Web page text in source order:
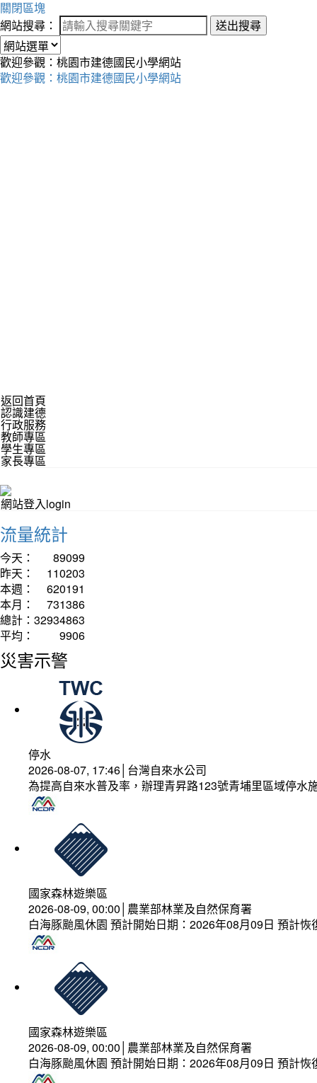
關閉區塊
網站搜尋：
送出搜尋
歡迎參觀：桃園市建德國民小學網站
歡迎參觀：桃園市建德國民小學網站
返回首頁
認識建德
行政服務
教師專區
學生專區
家長專區
網站登入login
流量統計
今天：
89099
昨天：
110203
本週：
620191
本月：
731386
總計： 32934863
平均：
9906
災害示警
停水
2026-08-07, 17:46│台灣自來水公司
為提高自來水普及率，辦理青昇路123號青埔里區域停水
國家森林遊樂區
2026-08-09, 00:00│農業部林業及自然保育署
白海豚颱風休園 預計開始日期：2026年08月09日 預計
國家森林遊樂區
2026-08-09, 00:00│農業部林業及自然保育署
白海豚颱風休園 預計開始日期：2026年08月09日 預計